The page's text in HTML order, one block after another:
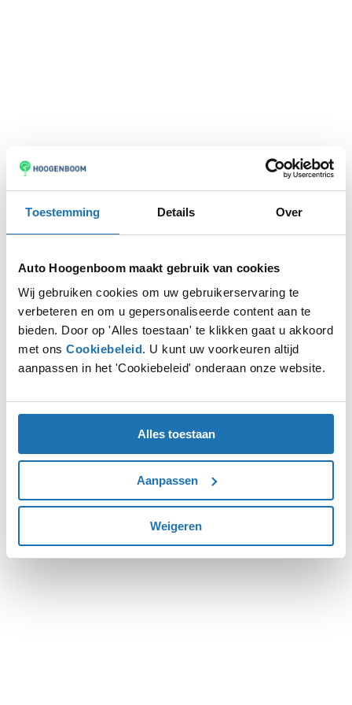
Toestemming Details Over
Auto Hoogenboom maakt gebruik van cookies
Wij gebruiken cookies om uw gebruikerservaring te
verbeteren en om u gepersonaliseerde content aan te
bieden. Door op 'Alles toestaan' te klikken gaat u akkoord
met ons Cookiebeleid. U kunt uw voorkeuren altijd
aanpassen in het 'Cookiebeleid' onderaan onze website.
Alles toestaan
Aanpassen
Weigeren
Application error: aclient-side exception has occurred while
loadingwww.autohoogenboom.nl (see the browser console
more information).